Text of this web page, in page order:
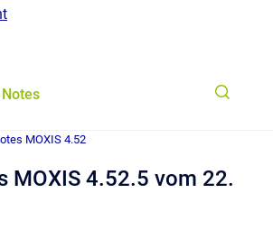
MOXIS 4.52
MOXIS 4.52.5 vom 22.